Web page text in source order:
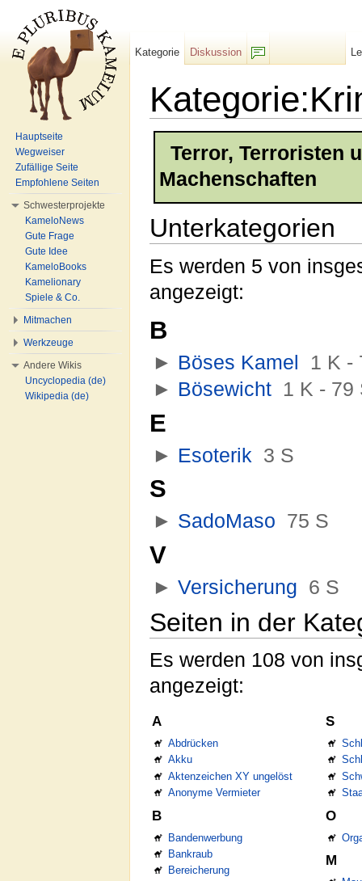
Terror, Terroristen
Machenschaften
Unterkategorien
Es werden 5 von
angezeigt:
B
► Böses Kamel
1 K -
► Bösewicht 1 K - 79
E
► Esoterik 3 S
S
► SadoMaso 75 S
V
►Versicherung 6 S
Seiten in der
Es werden 108 von
angezeigt:
A
Abdrücken
Akku
Aktenzeichen XY ungelöst
Anonyme Vermieter
B
Bandenwerbung
Bankraub
Bereicherung
S
O
M
Kategorie
Diskussion
Hauptseite
Wegweiser
Zufällige Seite
Empfohlene Seiten
Schwesterprojekte
KameloNews
Gute Frage
Gute Idee
KameloBooks
Kamelionary
Spiele & Co.
Mitmachen
Werkzeuge
Andere Wikis
Uncyclopedia (de)
Wikipedia (de)